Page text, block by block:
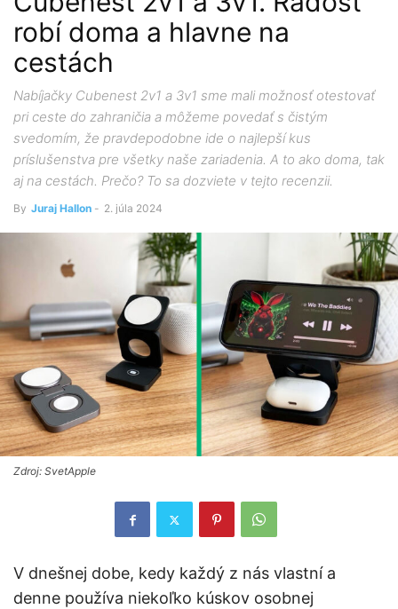
robí doma a hlavne na
cestách
Nabíjačky Cubenest 2v1 a 3v1 sme mali možnosť otestovať
pri ceste do zahraničia a môžeme povedať s čistým
svedomím, že pravdepodobne ide o najlepší kus
príslušenstva pre všetky naše zariadenia. A to ako doma, tak
aj na cestách. Prečo? To sa dozviete v tejto recenzii.
By Juraj Hallon - 2. júla 2024
Zdroj: SvetApple
V dnešnej dobe, kedy každý z nás vlastní a
denne používa niekoľko kúskov osobnej